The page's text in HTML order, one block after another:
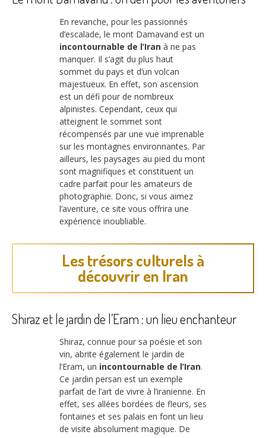
En revanche, pour les passionnés
d’escalade, le mont Damavand est un
incontournable de l’Iran à ne pas
manquer. Il s’agit du plus haut
sommet du pays et d’un volcan
majestueux. En effet, son ascension
est un défi pour de nombreux
alpinistes. Cependant, ceux qui
atteignent le sommet sont
récompensés par une vue imprenable
sur les montagnes environnantes. Par
ailleurs, les paysages au pied du mont
sont magnifiques et constituent un
cadre parfait pour les amateurs de
photographie. Donc, si vous aimez
l’aventure, ce site vous offrira une
expérience inoubliable.
Les trésors culturels à
découvrir en Iran
Shiraz et le jardin de l’Eram : un lieu enchanteur
Shiraz, connue pour sa poésie et son
vin, abrite également le jardin de
l’Eram, un incontournable de l’Iran.
Ce jardin persan est un exemple
parfait de l’art de vivre à l’iranienne. En
effet, ses allées bordées de fleurs, ses
fontaines et ses palais en font un lieu
de visite absolument magique. De